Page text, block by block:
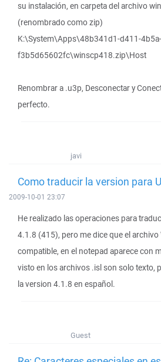
su instalación, en carpeta del archivo
(renombrado como zip)
K:\System\Apps\48b341d1-d411-
f3b5d65602fc\winscp418.zip\Host
Renombrar a .u3p, Desconectar y
perfecto.
javi
Como traducir la version para
2009-10-01 23:07
He realizado las operaciones para
4.1.8 (415), pero me dice que el archivo
compatible, en el notepad aparece con
visto en los archivos .isl son solo texto,
la version 4.1.8 en español.
Guest